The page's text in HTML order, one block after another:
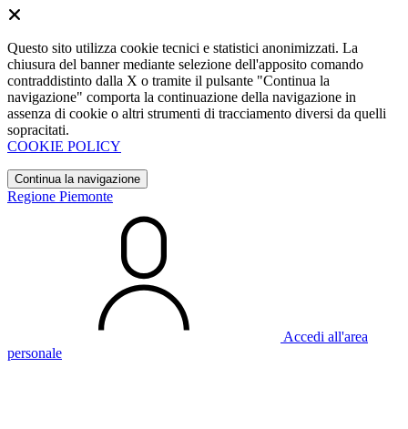
Questo sito utilizza cookie tecnici e statistici anonimizzati. La
chiusura del banner mediante selezione dell'apposito comando
contraddistinto dalla X o tramite il pulsante "Continua la
navigazione" comporta la continuazione della navigazione in
assenza di cookie o altri strumenti di tracciamento diversi da quelli
sopracitati.
COOKIE POLICY
Continua la navigazione
Regione Piemonte
Accedi all'area
personale